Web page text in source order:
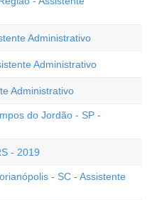
Administrativo
Administrativo
Administrativo
do Jordão - SP -
- 2019
- SC - Assistente